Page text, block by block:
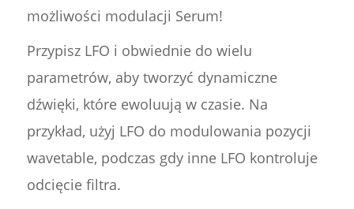
możliwości modulacji Serum!
Przypisz LFO i obwiednie do wielu
parametrów, aby tworzyć dynamiczne
dźwięki, które ewoluują w czasie. Na
przykład, użyj LFO do modulowania pozycji
wavetable, podczas gdy inne LFO kontroluje
odcięcie filtra.